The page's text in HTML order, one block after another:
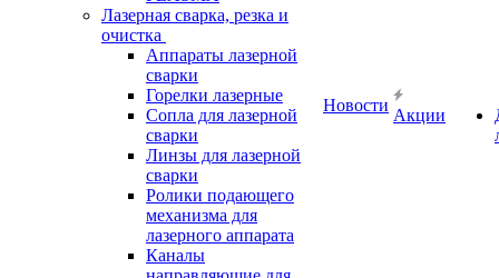
Лазерная сварка, резка и
очистка
Аппараты лазерной
сварки
Горелки лазерные
Сопла для лазерной
сварки
Линзы для лазерной
сварки
Ролики подающего
механизма для
лазерного аппарата
Каналы
Новости
Акции